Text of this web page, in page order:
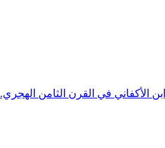
الأكفاني في القرن الثامن الهجري.